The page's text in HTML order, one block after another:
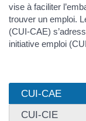
vise à faciliter
trouver un emploi.
(CUI-CAE)
initiative emploi
CUI-CAE
CUI-CIE